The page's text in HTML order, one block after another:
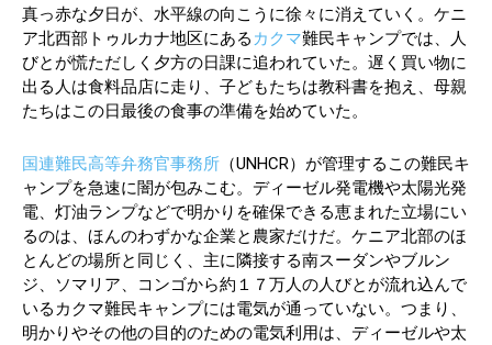
真っ赤な夕日が、水平線の向こうに徐々に消えていく。ケニ
ア北西部トゥルカナ地区にある カクマ難民キャンプでは、人
びとが慌ただしく夕方の日課に追われていた。遅く買い物に
出る人は食料品店に走り、子どもたちは教科書を抱え、母親
たちはこの日最後の食事の準備を始めていた。
国連難民高等弁務官事務所 （UNHCR）が管理するこの難民キ
ャンプを急速に闇が包みこむ。ディーゼル発電機や太陽光発
電、灯油ランプなどで明かりを確保できる恵まれた立場にい
るのは、ほんのわずかな企業と農家だけだ。ケニア北部のほ
とんどの場所と同じく、主に隣接する南スーダンやブルン
ジ、ソマリア、コンゴから約１７万人の人びとが流れ込んで
いるカクマ難民キャンプには電気が通っていない。つまり、
明かりやその他の目的のための電気利用は、ディーゼルや太